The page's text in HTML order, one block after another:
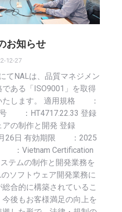
お知らせ
12-27
てNALは、品質マネジメン
である「ISO9001」を取得
たします。 適用規格 ：
号 ：HT4717.22.33 登録
の制作と開発 登録
日 有効期限 ：2025
：Vietnam Certification
テムの制作と開発業務を
ソフトウェア開発業務に
合的に構築されているこ
後もお客様満足の向上を